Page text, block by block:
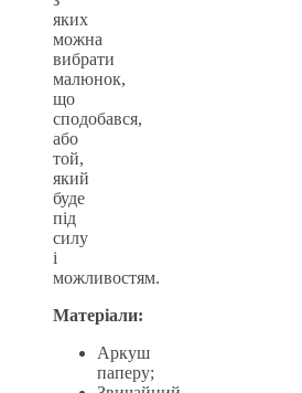
яких
можна
вибрати
малюнок,
що
сподобався,
або
той,
який
буде
під
силу
і
можливостям.
Матеріали:
Аркуш
паперу;